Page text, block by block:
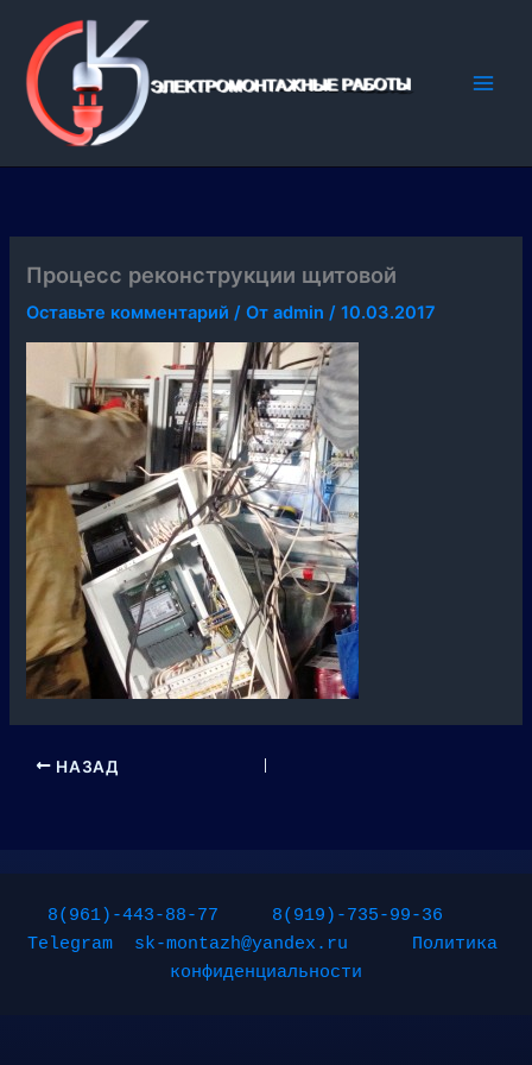
содержимому
Процесс реконструкции щитовой
Оставьте комментарий / Отadmin/10.03.2017
НАЗАД
8(961)-443-88-77
8(919)-735-99-36
Telegram
sk-montazh@yandex.ru
Политика
конфиденциальности